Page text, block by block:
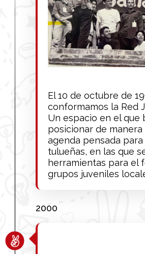
El 10 de octubre de
conformamos la Red
Un espacio en el que
posicionar de
agenda pensada
tulueñas, en las que
herramientas para el
grupos juveniles
2000